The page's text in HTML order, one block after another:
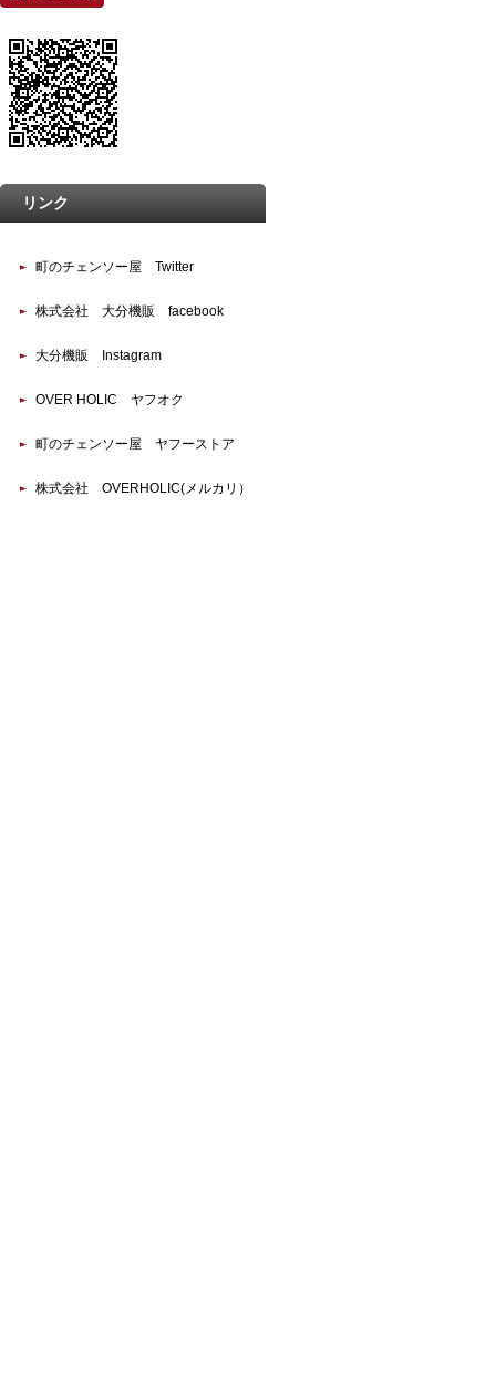
リンク
町のチェンソー屋 Twitter
株式会社 大分機販 facebook
大分機販 Instagram
OVER HOLIC ヤフオク
町のチェンソー屋 ヤフーストア
株式会社 OVERHOLIC(メルカリ）